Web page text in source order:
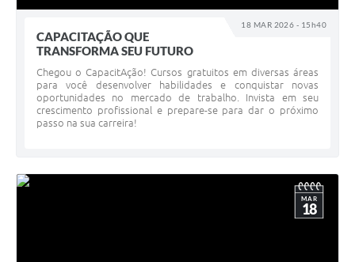
18 MAR 2026 - 15h40
CAPACITAÇÃO QUE
TRANSFORMA SEU FUTURO
Chegou o CapacitAção! Cursos gratuitos em diversas áreas
para você desenvolver habilidades e conquistar novas
oportunidades no mercado de trabalho. Invista em seu
crescimento profissional e prepare-se para dar o próximo
passo na sua carreira!
MAR
18